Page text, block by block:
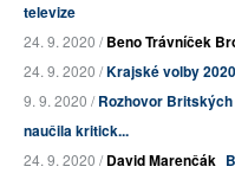
televize
24. 9. 2020 /Beno Trávníček
24. 9. 2020 /Krajské volby
9. 9. 2020 /Rozhovor
naučila kritick...
24. 9. 2020 /David Marenčák